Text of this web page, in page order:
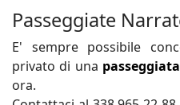
Passeggiate
E' sempre possibile
privato di una
ora.